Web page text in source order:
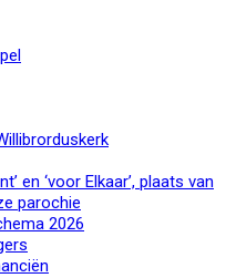
en ‘voor Elkaar’, plaats van
parochie
2026